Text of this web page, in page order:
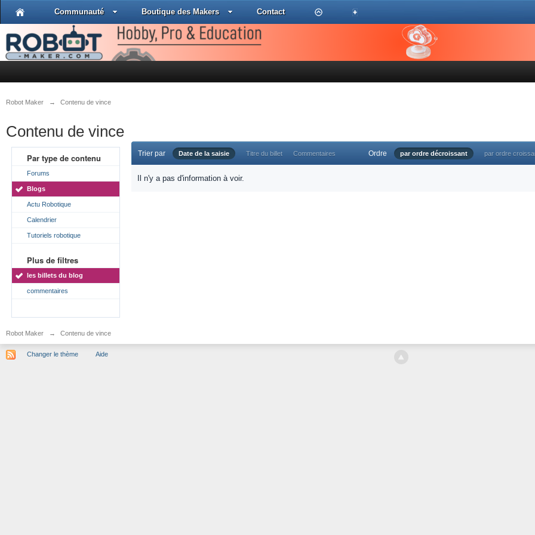
Communauté Boutique des Makers Contact
Robot Maker → Contenu de vince
Contenu de vince
Par type de contenu
Forums
Blogs
Actu Robotique
Calendrier
Tutoriels robotique
Plus de filtres
les billets du blog
commentaires
Trier par Date de la saisie Titre du billet Commentaires Ordre par ordre décroissant par ordre
Il n'y a pas d'information à voir.
Robot Maker → Contenu de vince
Changer le thème Aide